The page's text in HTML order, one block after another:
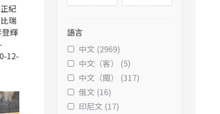
紀
瑞
輝
12-
語言
中文 (2969)
中文（客） (5)
中文（閩） (317)
俄文 (16)
印尼文 (17)